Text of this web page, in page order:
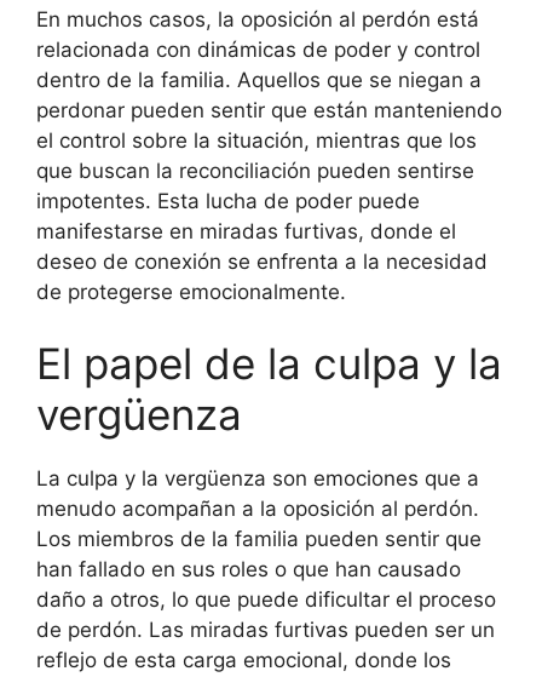
En muchos casos, la oposición al perdón está
relacionada con dinámicas de poder y control
dentro de la familia. Aquellos que se niegan a
perdonar pueden sentir que están manteniendo
el control sobre la situación, mientras que los
que buscan la reconciliación pueden sentirse
impotentes. Esta lucha de poder puede
manifestarse en miradas furtivas, donde el
deseo de conexión se enfrenta a la necesidad
de protegerse emocionalmente.
El papel de la culpa y la
vergüenza
La culpa y la vergüenza son emociones que a
menudo acompañan a la oposición al perdón.
Los miembros de la familia pueden sentir que
han fallado en sus roles o que han causado
daño a otros, lo que puede dificultar el proceso
de perdón. Las miradas furtivas pueden ser un
reflejo de esta carga emocional, donde los